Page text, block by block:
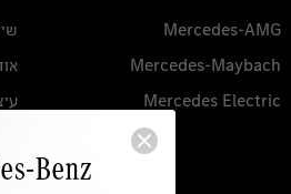
Mercedes-AMG
Mercedes-Maybach
Mercedes Electric